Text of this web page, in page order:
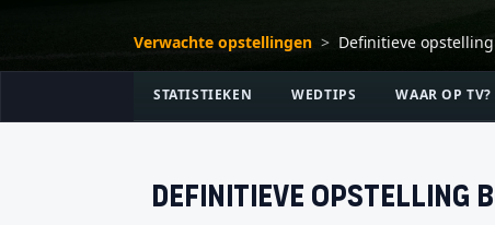
Verwachte opstellingen > Definitieve
STATISTIEKEN WEDTIPS WAAR OP TV?
Definitieve opstelling